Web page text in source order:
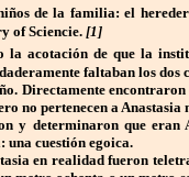
de la familia: el
of Sciencie. [1]
la acotación de que la
faltaban los
Directamente encontraron
no pertenecen a Anastasia
y determinaron que
cuestión egoica.
en realidadfueron